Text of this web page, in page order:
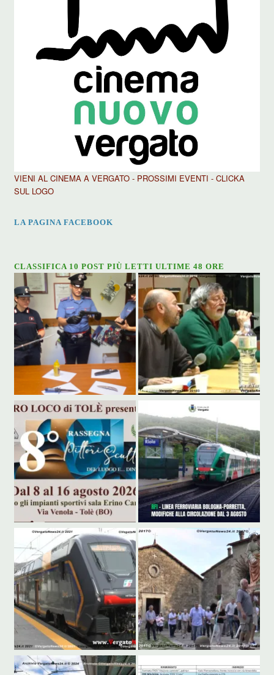
VIENI AL CINEMA A VERGATO - PROSSIMI EVENTI - CLICKA
SUL LOGO
LA PAGINA FACEBOOK
CLASSIFICA 10 POST PIÙ LETTI ULTIME 48 ORE